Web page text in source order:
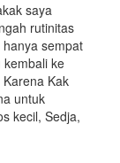
saya
rutinitas
sempat
ke
Kak
untuk
kecil, Sedja,